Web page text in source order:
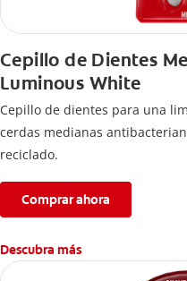
Cepillo de Dientes
Luminous White
Cepillo de dientes para una
cerdas medianas
reciclado.
Comprar ahora
Descubra más